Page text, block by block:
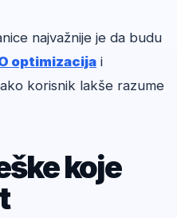
najvažnije je da budu
optimizacija i
korisnik lakše razume
koje